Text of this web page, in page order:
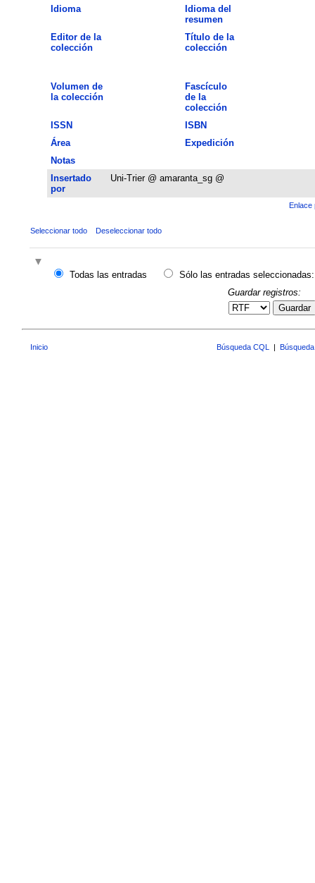
Idioma
Idioma del
resumen
Editor de la
colección
Título de la
colección
Volumen de
la colección
Fascículo
de la
colección
ISSN
ISBN
Área
Expedición
Notas
Insertado
por
Uni-Trier @ amaranta_sg @
Enlace
Seleccionar todo Deseleccionar todo
Todas las entradas
Sólo las entradas seleccionadas:
Guardar registros:
Guardar
Inicio Búsqueda CQL